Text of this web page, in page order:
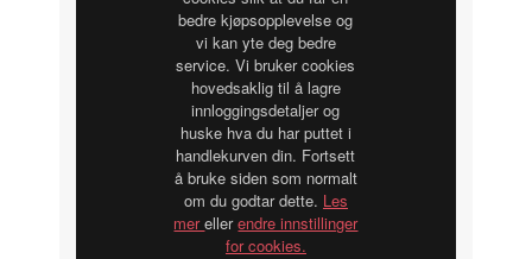
bedre kjøpsopplevelse og
vi kan yte deg bedre
service. Vi bruker cookies
hovedsaklig til å lagre
innloggingsdetaljer og
huske hva du har puttet i
handlekurven din. Fortsett
å bruke siden som normalt
om du godtar dette. Les
merellerendre innstillinger
for cookies.